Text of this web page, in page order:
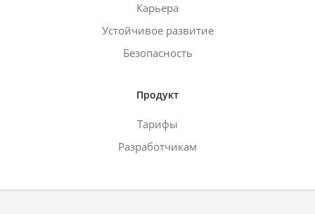
Карьера
Устойчивое развитие
Безопасность
Продукт
Тарифы
Разработчикам